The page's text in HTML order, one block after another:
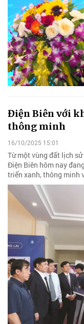
Điện Biên với
thông minh
16/10/2025 15:01
Từ một vùng đất lịch
Điện Biên hôm nay
triển xanh, thông minh